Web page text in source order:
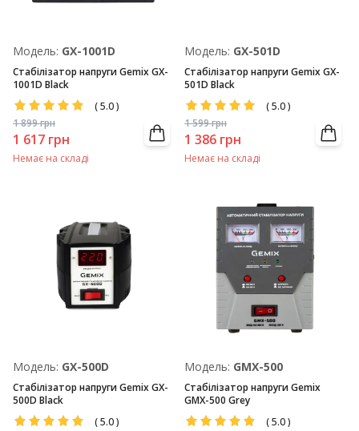
Модель: GX-1001D
Стабілізатор напруги Gemix GX-
1001D Black
(5.0)
1 899грн
1 617 грн
Немає на складі
Модель: GX-501D
Стабілізатор напруги Gemix GX-
501D Black
(5.0)
1 599грн
1 386 грн
Немає на складі
Модель: GX-500D
Стабілізатор напруги Gemix GX-
500D Black
(5.0)
Модель: GMX-500
Стабілізатор напруги Gemix
GMX-500 Grey
(5.0)